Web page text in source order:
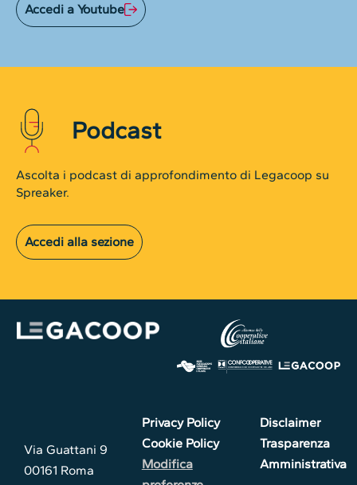
Accedi a Youtube
Podcast
Ascolta i podcast di approfondimento di Legacoop su
Spreaker.
Accedi alla sezione
Via Guattani 9
00161 Roma
Privacy Policy
Cookie Policy
Modifica
Disclaimer
Trasparenza
Amministrativa